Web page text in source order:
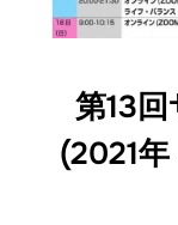
第13
(2021